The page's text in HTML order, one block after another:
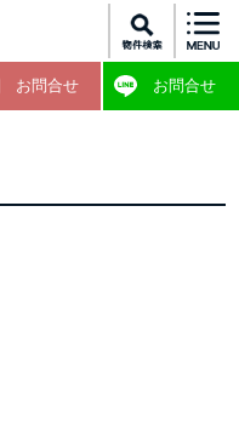
お問合せ お問合せ